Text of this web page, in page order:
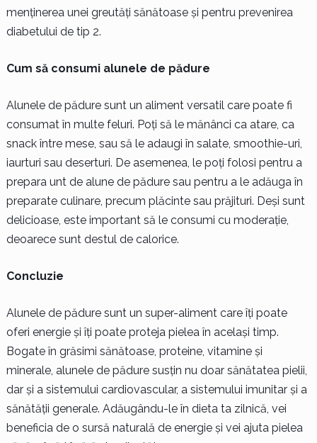
menținerea unei greutăți sănătoase și pentru prevenirea
diabetului de tip 2.
Cum să consumi alunele de pădure
Alunele de pădure sunt un aliment versatil care poate fi
consumat în multe feluri. Poți să le mănânci ca atare, ca
snack între mese, sau să le adaugi în salate, smoothie-uri,
iaurturi sau deserturi. De asemenea, le poți folosi pentru a
prepara unt de alune de pădure sau pentru a le adăuga în
preparate culinare, precum plăcinte sau prăjituri. Deși sunt
delicioase, este important să le consumi cu moderație,
deoarece sunt destul de calorice.
Concluzie
Alunele de pădure sunt un super-aliment care îți poate
oferi energie și îți poate proteja pielea în același timp.
Bogate în grăsimi sănătoase, proteine, vitamine și
minerale, alunele de pădure susțin nu doar sănătatea pielii,
dar și a sistemului cardiovascular, a sistemului imunitar și a
sănătății generale. Adăugându-le în dieta ta zilnică, vei
beneficia de o sursă naturală de energie și vei ajuta pielea